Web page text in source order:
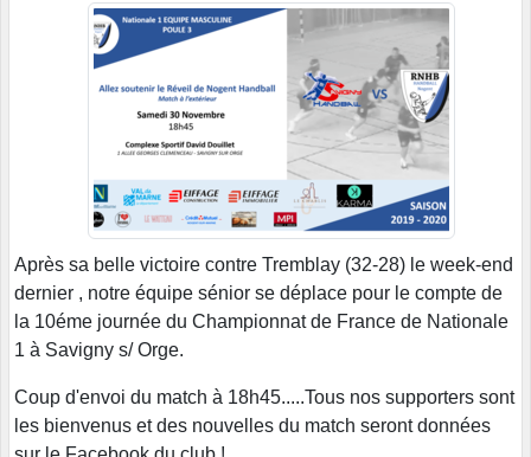
Après sa belle victoire contre Tremblay (32-28) le week-end
dernier , notre équipe sénior se déplace pour le compte de
la 10éme journée du Championnat de France de Nationale
1 à Savigny s/ Orge.
Coup d'envoi du match à 18h45.....Tous nos supporters sont
les bienvenus et des nouvelles du match seront données